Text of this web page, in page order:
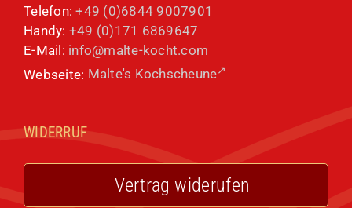
Telefon:+49 (0)6844 9007901
Handy: +49 (0)171 6869647
E-Mail: info@malte-kocht.com
Webseite: Malte's Kochscheune
WIDERRUF
Vertrag widerufen